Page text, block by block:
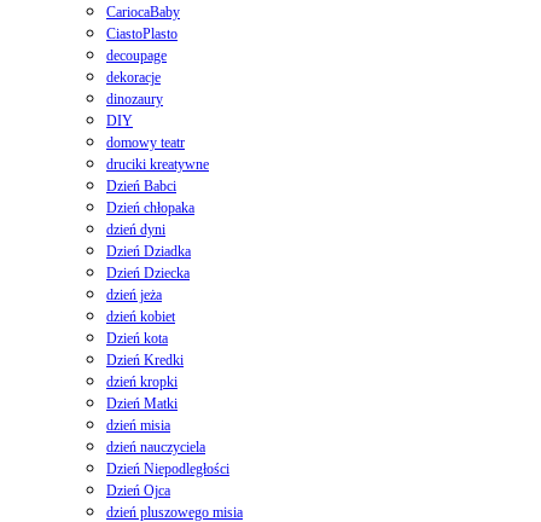
CariocaBaby
CiastoPlasto
decoupage
dekoracje
dinozaury
DIY
domowy teatr
druciki kreatywne
Dzień Babci
Dzień chłopaka
dzień dyni
Dzień Dziadka
Dzień Dziecka
dzień jeża
dzień kobiet
Dzień kota
Dzień Kredki
dzień kropki
Dzień Matki
dzień misia
dzień nauczyciela
Dzień Niepodległości
Dzień Ojca
dzień pluszowego misia